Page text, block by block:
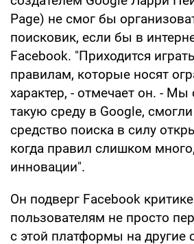
Page) не смог бы
поисковик, если бы в
Facebook. "Приходится
правилам, которые носят
характер, - отмечает он. - Мы
такую среду в Google,
средство поиска в силу
когда правил слишком
инновации".
Он подверг Facebook критике
пользователям не просто
с этой платформы на другие